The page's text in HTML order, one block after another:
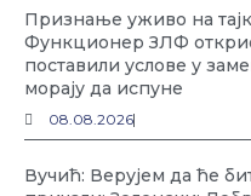
Признање уживо на
Функционер ЗЛФ
поставили услове у
морају да испуне
08.08.2026
Вучић: Верујем да ће